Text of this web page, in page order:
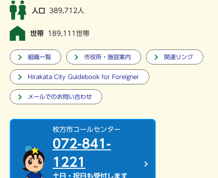
人口 389,712人
世帯 189,111世帯
組織一覧 市役所・施設案内 関連リンク
Hirakata City Guidebook for Foreigner
メールでのお問い合わせ
枚方市コールセンター
072-841-
1221
土日・祝日も受付します